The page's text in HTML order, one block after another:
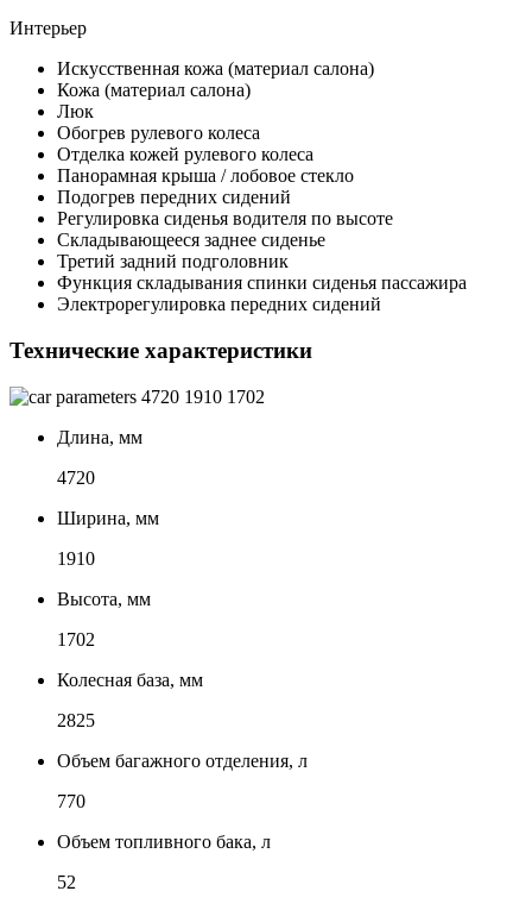
Интерьер
Искусственная кожа (материал салона)
Кожа (материал салона)
Люк
Обогрев рулевого колеса
Отделка кожей рулевого колеса
Панорамная крыша / лобовое стекло
Подогрев передних сидений
Регулировка сиденья водителя по высоте
Складывающееся заднее сиденье
Третий задний подголовник
Функция складывания спинки сиденья пассажира
Электрорегулировка передних сидений
Технические характеристики
4720 1910 1702
Длина, мм
4720
Ширина, мм
1910
Высота, мм
1702
Колесная база, мм
2825
Объем багажного отделения, л
770
Объем топливного бака, л
52